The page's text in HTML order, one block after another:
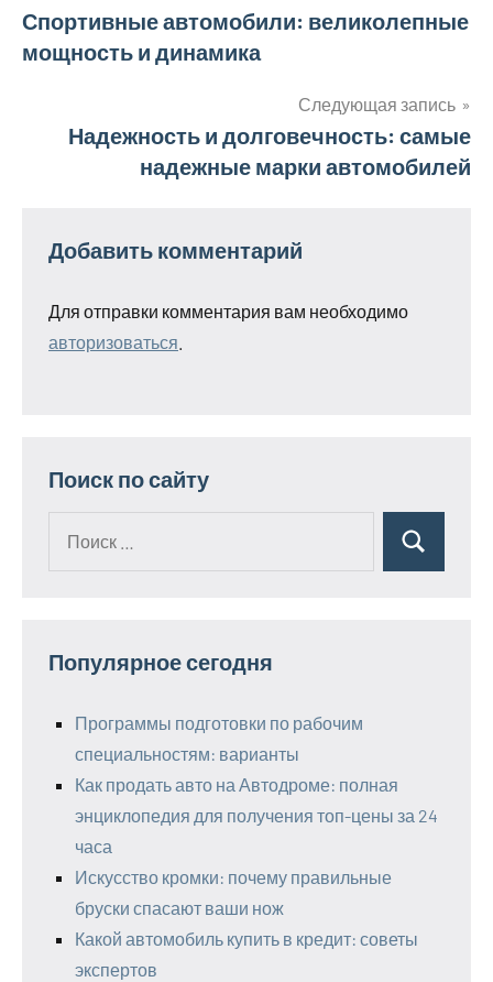
Навигация
по
Спортивные автомобили: великолепные
мощность и динамика
Следующая запись
Надежность и долговечность: самые
надежные марки автомобилей
Добавить комментарий
Для отправки комментария вам необходимо
авторизоваться
Поиск по сайту
Поиск
Популярное сегодня
Программы подготовки по рабочим
специальностям: варианты
Как продать авто на Автодроме: полная
энциклопедия для получения топ-цены за 24
часа
Искусство кромки: почему правильные
бруски спасают ваши нож
Какой автомобиль купить в кредит: советы
экспертов